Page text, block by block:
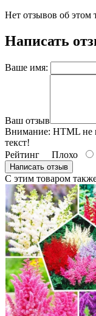
Нет отзывов об этом
Написать
Ваше имя:
Ваш отзыв
Внимание: HTML не
текст!
Рейтинг Плохо
Написать отзыв
С этим товаром